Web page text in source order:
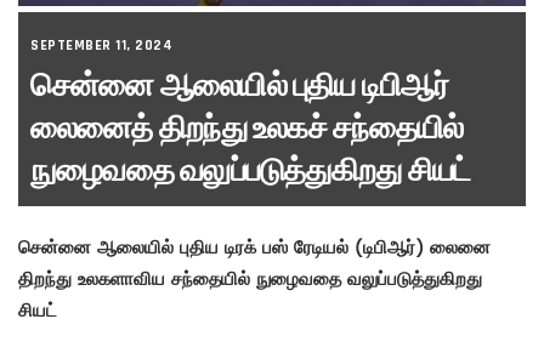
SEPTEMBER 11, 2024
சென்னை ஆலையில் புதிய டிபிஆர்
லைனைத் திறந்து உலகச் சந்தையில்
நுழைவதை வலுப்படுத்துகிறது சியட்
சென்னை ஆலையில் புதிய டிரக் பஸ் ரேடியல் (டிபிஆர்) லைனை
திறந்து உலகளாவிய சந்தையில் நுழைவதை வலுப்படுத்துகிறது
சியட்